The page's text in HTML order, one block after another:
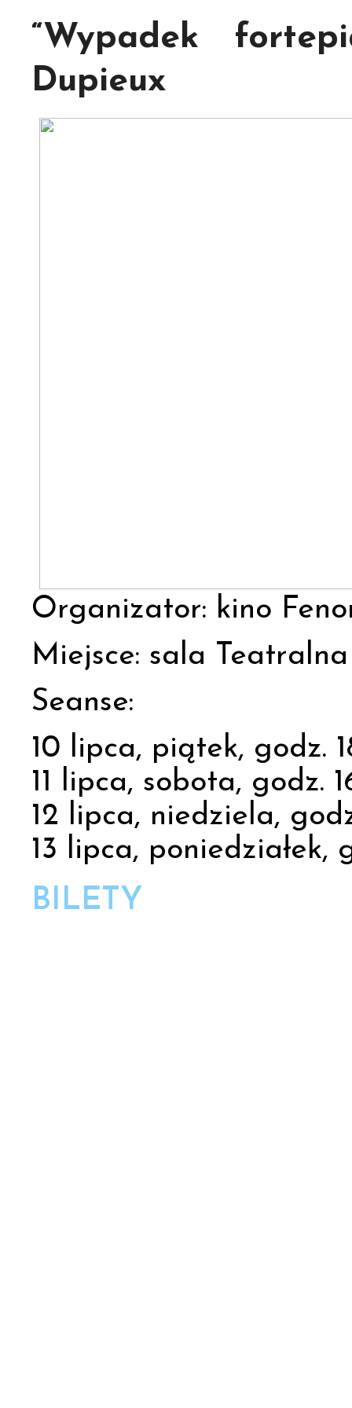
“Wypadek
Dupieux
Organizator: kino
Miejsce: sala
Seanse:
10 lipca, piątek, godz.
11 lipca, sobota, godz.
12 lipca, niedziela,
13 lipca, poniedziałek,
BILETY